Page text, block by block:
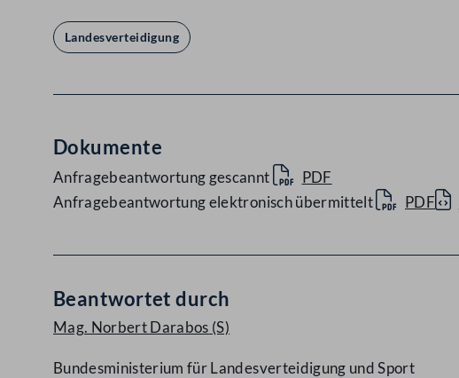
Landesverteidigung
Dokumente
Anfragebeantwortung gescannt
PDF
Anfragebeantwortung elektronisch übermittelt
PDF
Beantwortet durch
Mag. Norbert Darabos (S)
Bundesministerium für Landesverteidigung und Sport